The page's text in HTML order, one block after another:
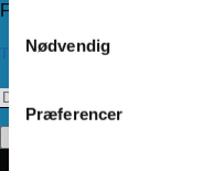
Nødvendig
Præferencer
Følg os
Tilmeld dig vores nyhedsbrev